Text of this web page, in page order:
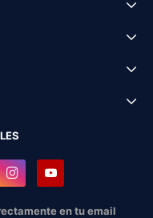
en tu email